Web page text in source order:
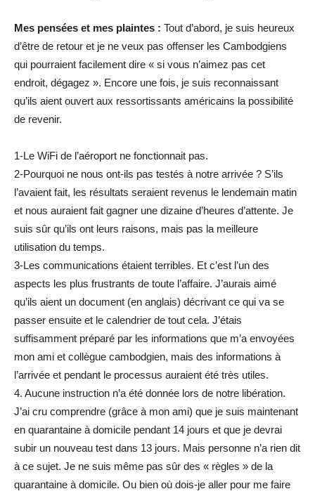
Mes pensées et mes plaintes : Tout d’abord, je suis heureux
d’être de retour et je ne veux pas offenser les Cambodgiens
qui pourraient facilement dire « si vous n’aimez pas cet
endroit, dégagez ». Encore une fois, je suis reconnaissant
qu’ils aient ouvert aux ressortissants américains la possibilité
de revenir.
1-Le WiFi de l’aéroport ne fonctionnait pas.
2-Pourquoi ne nous ont-ils pas testés à notre arrivée ? S’ils
l’avaient fait, les résultats seraient revenus le lendemain matin
et nous auraient fait gagner une dizaine d’heures d’attente. Je
suis sûr qu’ils ont leurs raisons, mais pas la meilleure
utilisation du temps.
3-Les communications étaient terribles. Et c’est l’un des
aspects les plus frustrants de toute l’affaire. J’aurais aimé
qu’ils aient un document (en anglais) décrivant ce qui va se
passer ensuite et le calendrier de tout cela. J’étais
suffisamment préparé par les informations que m’a envoyées
mon ami et collègue cambodgien, mais des informations à
l’arrivée et pendant le processus auraient été très utiles.
4. Aucune instruction n’a été donnée lors de notre libération.
J’ai cru comprendre (grâce à mon ami) que je suis maintenant
en quarantaine à domicile pendant 14 jours et que je devrai
subir un nouveau test dans 13 jours. Mais personne n’a rien dit
à ce sujet. Je ne suis même pas sûr des « règles » de la
quarantaine à domicile. Ou bien où dois-je aller pour me faire